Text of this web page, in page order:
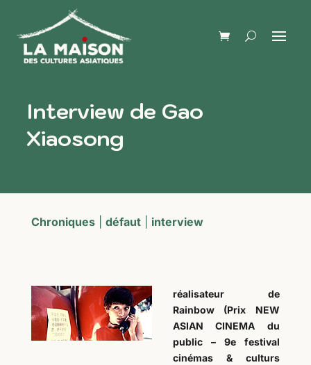
Interview de Gao
Xiaosong
Chroniques| défaut| interview
réalisateur de
Rainbow (Prix NEW
ASIAN CINEMA du
public – 9e festival
cinémas & culturs